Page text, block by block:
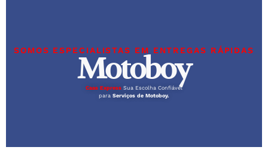
SOMOS ESPECIALISTAS EM ENTREGAS RÁPIDAS
Motoboy
Caas Express Sua Escolha Confiável
para Serviços de Motoboy.